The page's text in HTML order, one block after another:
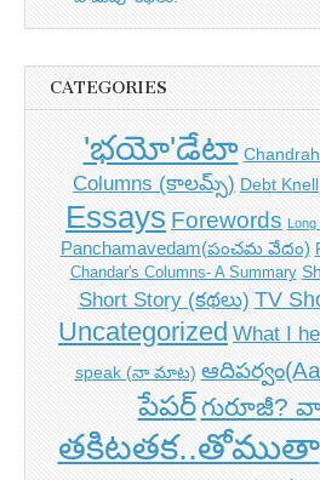
CATEGORIES
'భయో'డేటా
Columns (కాలమ్స్) Debt Knell
Essays Forewords Long
Panchamavedam(పంచమ వేదం)
Chandar's Columns- A Summary
Short Story (కథలు) TV
Uncategorized What I
speak (నా మాట)
పేపర్గురూజీ?
తకిటతక..తోముతా